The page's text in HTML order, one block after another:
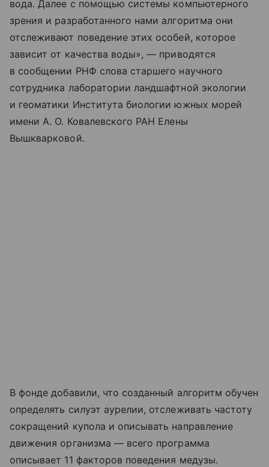
вода. Далее с помощью системы компьютерного
зрения и разработанного нами алгоритма они
отслеживают поведение этих особей, которое
зависит от качества воды», — приводятся
в сообщении РНФ слова старшего научного
сотрудника лаборатории ландшафтной экологии
и геоматики Института биологии южных морей
имени А. О. Ковалевского РАН Елены
Вышкварковой.
В фонде добавили, что созданный алгоритм обучен
определять силуэт аурелии, отслеживать частоту
сокращений купола и описывать направление
движения организма — всего программа
описывает 11 факторов поведения медузы.